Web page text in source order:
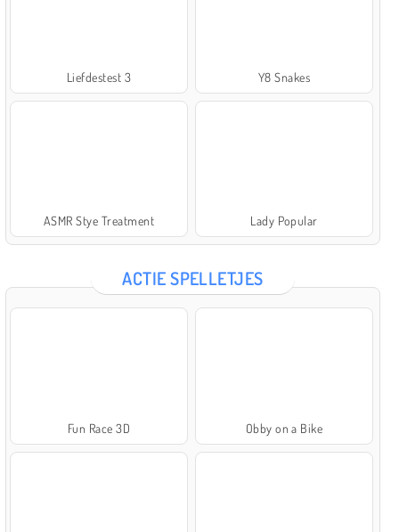
Liefdestest 3 Y8 Snakes
ASMR Stye Treatment Lady Popular
ACTIE SPELLETJES
Fun Race 3D Obby on a Bike